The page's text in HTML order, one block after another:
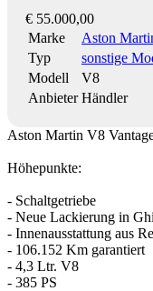
€ 55.000,00
Marke
Aston
Typ
sonstige
Modell
V8
Anbieter Händler
Aston Martin V8
Höhepunkte:
- Schaltgetriebe
- Neue Lackierung in
- Innenausstattung aus
- 106.152 Km garantiert
- 4,3 Ltr. V8
- 385 PS